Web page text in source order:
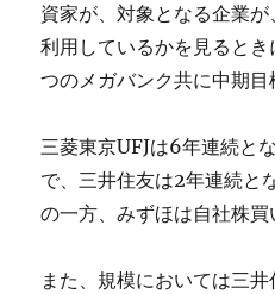
資家が、対象となる企業
利用しているかを見ると
つのメガバンク共に中期目
三菱東京UFJは6年連続と
で、三井住友は2年連続と
の一方、みずほは自社株買
また、規模においては三